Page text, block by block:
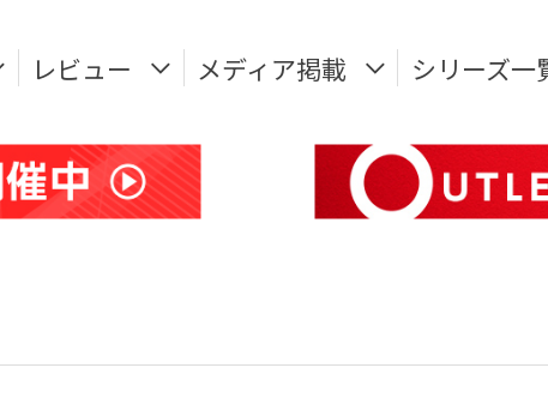
レビュー メディア掲載 シリーズ一